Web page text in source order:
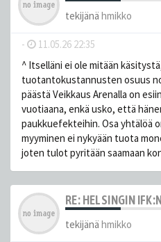
tekijänä hmikko
- 11.05.26 22:35
^ Itselläni ei ole mitään
tuotantokustannusten osuus
päästä Veikkaus Arenalla on
vuotiaana, enkä usko, että
paukkuefekteihin. Osa yhtälöä
myyminen ei nykyään tuota
joten tulot pyritään saamaan
RE: HELSINGIN
tekijänä hmikko